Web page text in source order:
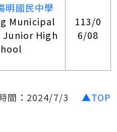
明國民中學
Municipal
Junior High
113/0
6/08
間：2024/7/3 ▲TOP